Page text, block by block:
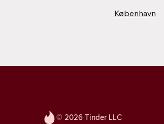
København
© 2026 Tinder LLC